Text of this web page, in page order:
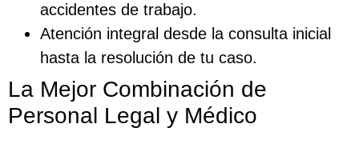
accidentes de trabajo.
Atención integral desde la consulta inicial
hasta la resolución de tu caso.
La Mejor Combinación de
Personal Legal y Médico